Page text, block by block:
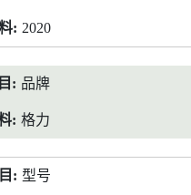
2020
品牌
格力
型号